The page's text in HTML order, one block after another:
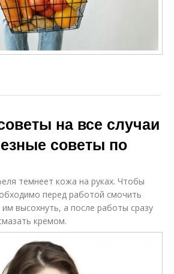
на все случаи
советы по
темнеет кожа на руках. Чтобы
перед работой смочить
им высохнуть, а после работы сразу
кремом.